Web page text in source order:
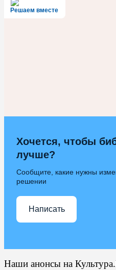
Решаем вместе
Хочется, чтобы
лучше?
Сообщите, какие нужны
решении
Написать
Наши анонсы на